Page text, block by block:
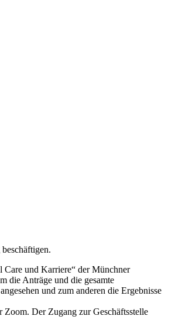
Care und Karriere“ der Münchner
die Anträge und die gesamte
und zum anderen die Ergebnisse
Der Zugang zur Geschäftsstelle